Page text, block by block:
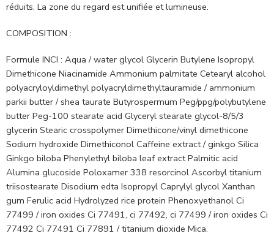
réduits. La zone du regard est unifiée et lumineuse.
COMPOSITION :
Formule INCI : Aqua / water glycol Glycerin Butylene Isopropyl
Dimethicone Niacinamide Ammonium palmitate Cetearyl alcohol
polyacryloyldimethyl polyacryldimethyltauramide / ammonium
parkii butter / shea taurate Butyrospermum Peg/ppg/polybutylene
butter Peg-100 stearate acid Glyceryl stearate glycol-8/5/3
glycerin Stearic crosspolymer Dimethicone/vinyl dimethicone
Sodium hydroxide Dimethiconol Caffeine extract / ginkgo Silica
Ginkgo biloba Phenylethyl biloba leaf extract Palmitic acid
Alumina glucoside Poloxamer 338 resorcinol Ascorbyl titanium
triisostearate Disodium edta Isopropyl Caprylyl glycol Xanthan
gum Ferulic acid Hydrolyzed rice protein Phenoxyethanol Ci
77499 / iron oxides Ci 77491, ci 77492, ci 77499 / iron oxides Ci
77492 Ci 77491 Ci 77891 / titanium dioxide Mica.